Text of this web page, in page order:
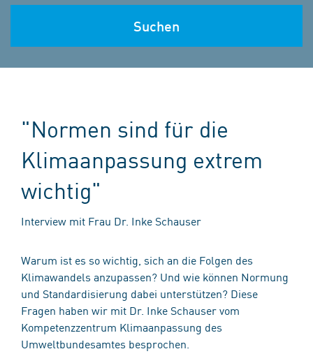
Suchen
"Normen sind für die
Klimaanpassung extrem
wichtig"
Interview mit Frau Dr. Inke Schauser
Warum ist es so wichtig, sich an die Folgen des
Klimawandels anzupassen? Und wie können Normung
und Standardisierung dabei unterstützen? Diese
Fragen haben wir mit Dr. Inke Schauser vom
Kompetenzzentrum Klimaanpassung des
Umweltbundesamtes besprochen.